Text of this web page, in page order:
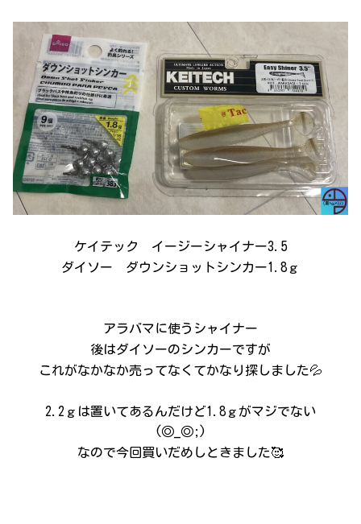
ケイテック イージーシャイナー3.5
ダイソー ダウンショットシンカー1.8ｇ
アラバマに使うシャイナー
後はダイソーのシンカーですが
これがなかなか売ってなくてかなり探しました💦
2.2ｇは置いてあるんだけど1.8ｇがマジでない
(◎_◎;)
なので今回買いだめしときました🥰